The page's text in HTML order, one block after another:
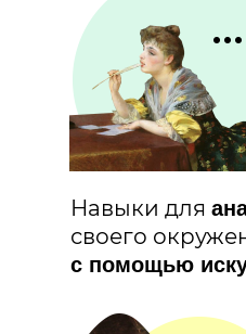
Навыки для
своего
с помощью